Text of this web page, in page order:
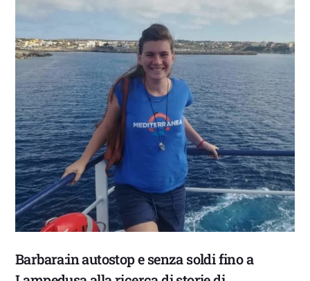
Barbara:in autostop e senza soldi fino a